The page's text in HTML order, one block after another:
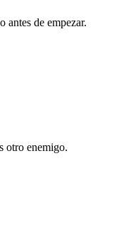
antes de empezar.
otro enemigo.